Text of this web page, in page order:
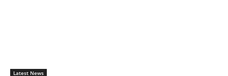
Latest News